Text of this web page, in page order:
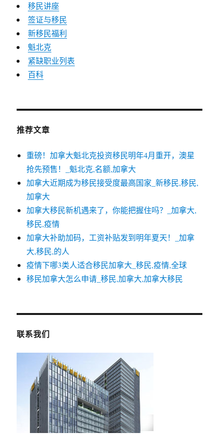
移民讲座
签证与移民
新移民福利
魁北克
紧缺职业列表
百科
推荐文章
重磅！加拿大魁北克投资移民明年4月重开，澳星
抢先预售！_魁北克,名额,加拿大
加拿大近期成为移民接受度最高国家_新移民,移民,
加拿大
加拿大移民新机遇来了，你能把握住吗？_加拿大,
移民,疫情
加拿大补助加码，工资补贴发到明年夏天！_加拿
大,移民,的人
疫情下哪3类人适合移民加拿大_移民,疫情,全球
移民加拿大怎么申请_移民,加拿大,加拿大移民
联系我们